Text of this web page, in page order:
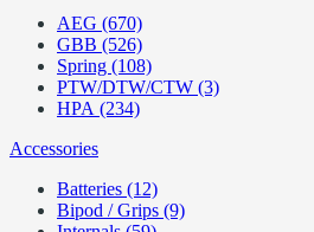
AEG (670)
GBB (526)
Spring (108)
PTW/DTW/CTW (3)
HPA (234)
Accessories
Batteries (12)
Bipod / Grips (9)